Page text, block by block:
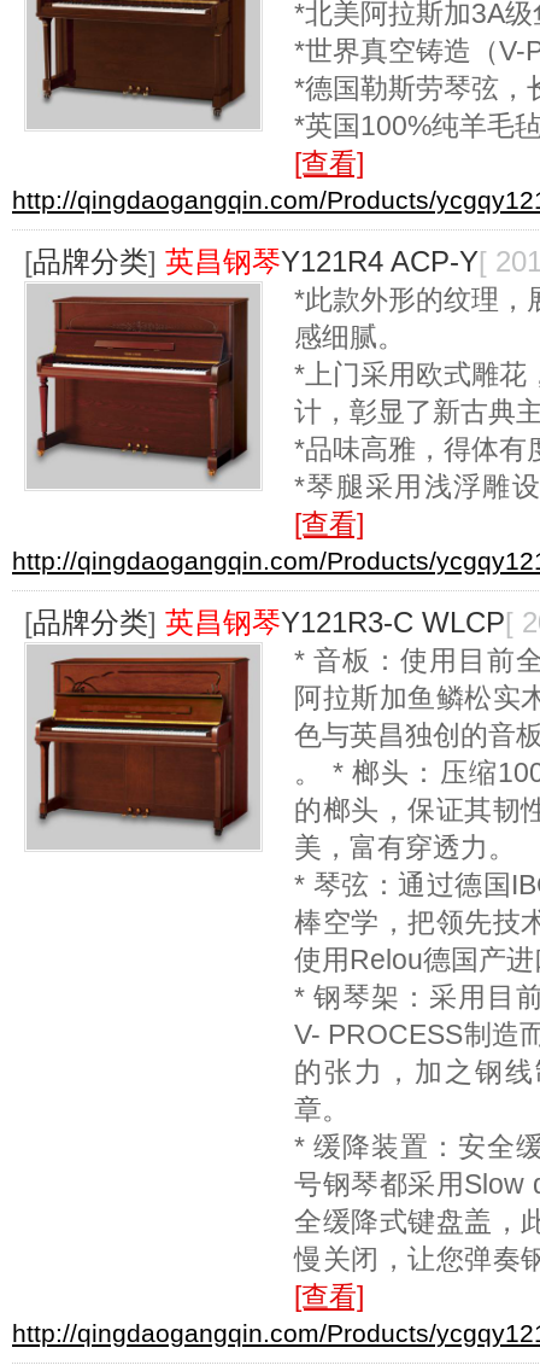
*北美阿拉斯加3A
*世界真空铸造（V-
*德国勒斯劳琴弦，
*英国100%纯羊毛
[查看]
http://qingdaogangqin.com/Products/
[品牌分类] 英昌钢琴Y121R4 ACP-Y[
*此款外形的纹理，
感细腻。
*上门采用欧式雕花
计，彰显了新古典
*品味高雅，得体有
*琴腿采用浅浮雕
[查看]
http://qingdaogangqin.com/Products/
[品牌分类] 英昌钢琴Y121R3-C WLCP[
* 音板：使用目前
阿拉斯加鱼鳞松实
色与英昌独创的音
。 * 榔头：压缩
的榔头，保证其韧
美，富有穿透力。
* 琴弦：通过德国
棒空学，把领先技
使用Relou德国产
* 钢琴架：采用目
V- PROCESS制造
的张力，加之钢
章。
* 缓降装置：安全
号钢琴都采用Slow
全缓降式键盘盖，
慢关闭，让您弹奏
[查看]
http://qingdaogangqin.com/Products/